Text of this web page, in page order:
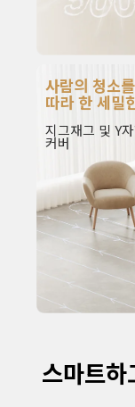
사람의 청소를
따라 한 세밀
지그재그 및 Y
커버
스마트